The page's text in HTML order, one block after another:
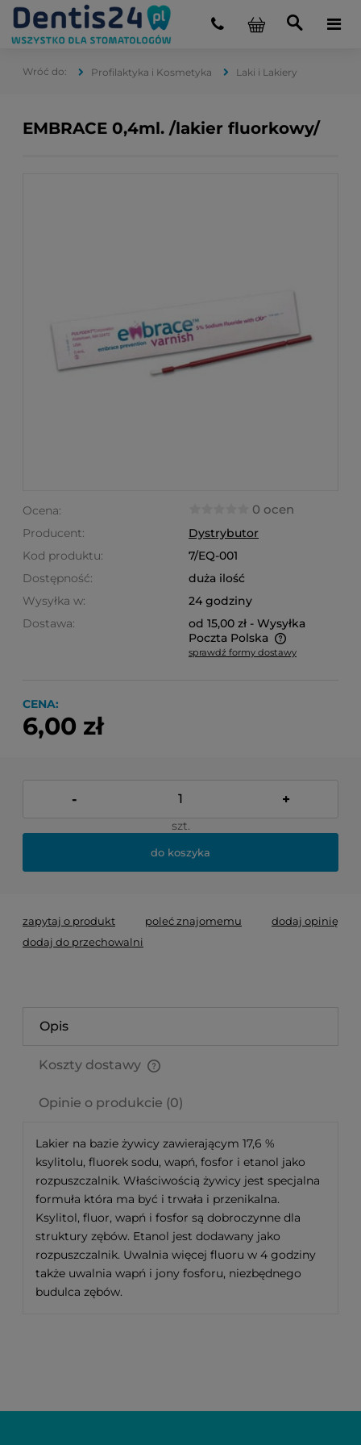
Profilaktyka i Kosmetyka Laki i Lakiery
EMBRACE 0,4ml. /lakier fluorkowy/
Ocena: 0 ocen
Producent:
Dystrybutor
Kod produktu:
7/EQ-001
Dostępność:
duża ilość
Wysyłka w:
24 godziny
Dostawa:
od 15,00 zł - Wysyłka
Poczta Polska
Cena nie zawiera ewentualnych kosztów płatności
sprawdź formy dostawy
CENA:
6,00 zł
- +
szt.
do koszyka
zapytaj o produkt poleć znajomemu
dodaj opinię
dodaj do przechowalni
Opis
Koszty dostawy
Opinie o produkcie (0)
Lakier na bazie żywicy zawierającym 17,6 %
ksylitolu, fluorek sodu, wapń, fosfor i etanol jako
rozpuszczalnik. Właściwością żywicy jest specjalna
formuła która ma być i trwała i przenikalna.
Ksylitol, fluor, wapń i fosfor są dobroczynne dla
struktury zębów. Etanol jest dodawany jako
rozpuszczalnik. Uwalnia więcej fluoru w 4 godziny
także uwalnia wapń i jony fosforu, niezbędnego
budulca zębów.